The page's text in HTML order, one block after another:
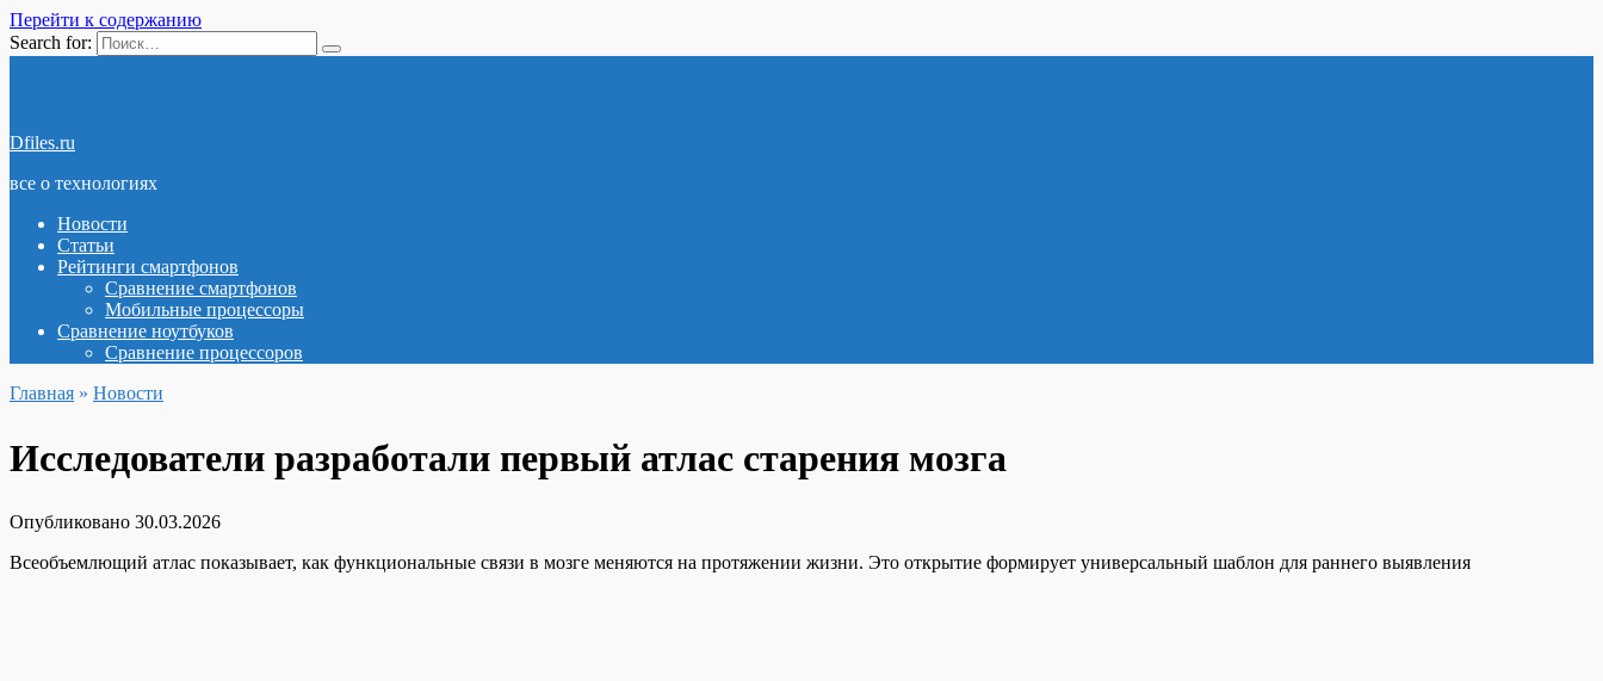
Перейти к содержанию
Search for:
Dfiles.ru
все о технологиях
Новости
Статьи
Рейтинги смартфонов
Сравнение смартфонов
Мобильные процессоры
Сравнение ноутбуков
Сравнение процессоров
Главная » Новости
Исследователи разработали первый атлас старения мозга
Опубликовано 30.03.2026
Всеобъемлющий атлас показывает, как функциональные связи в мозге меняются на протяжении жизни. Это открытие формирует универсальный шаблон для раннего выявления